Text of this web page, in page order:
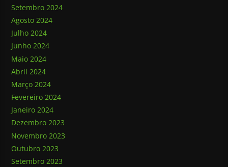
Setembro 2024
Agosto 2024
Julho 2024
Junho 2024
Maio 2024
Abril 2024
Março 2024
Fevereiro 2024
Janeiro 2024
Dezembro 2023
Novembro 2023
Outubro 2023
Setembro 2023